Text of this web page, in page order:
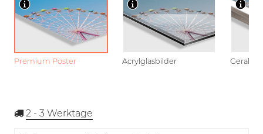
Premium Poster Acrylglasbilder
2 - 3 Werktage